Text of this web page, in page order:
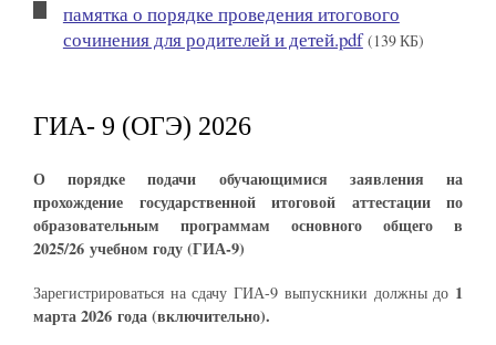
памятка о порядке проведения итогового
сочинения для родителей и детей.pdf (139 КБ)
ГИА- 9 (ОГЭ) 2026
О порядке подачи обучающимися заявления на
прохождение государственной итоговой аттестации по
образовательным программам основного общего в
2025/26 учебном году (ГИА-9)
Зарегистрироваться на сдачу ГИА-9 выпускники должны до 1
марта 2026 года (включительно).